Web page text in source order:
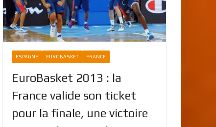
ESPAGNE EUROBASKET FRANCE
EuroBasket 2013 : la
France valide son ticket
pour la finale, une victoire